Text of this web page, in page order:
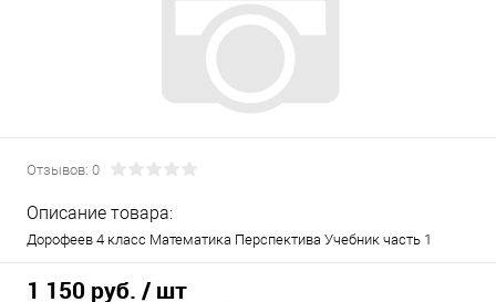
Отзывов: 0
Описание товара:
Дорофеев 4 класс Математика Перспектива Учебник часть 1
1 150 руб. / шт